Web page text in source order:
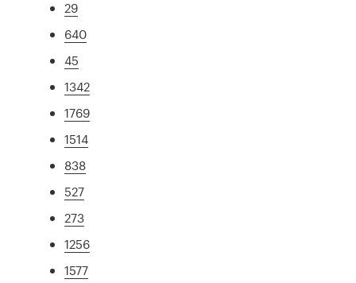
29
640
45
1342
1769
1514
838
527
273
1256
1577